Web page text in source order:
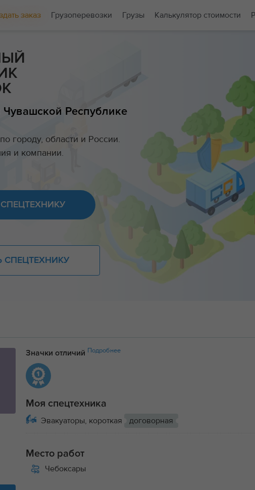
заказ Грузоперевозки Грузы Калькулятор стоимости
Чувашской Республике
городу, области и России.
и компании.
СПЕЦТЕХНИКУ
Значки отличий Подробнее
Моя спецтехника
Эвакуаторы, короткая
договорная
Место работ
Чебоксары